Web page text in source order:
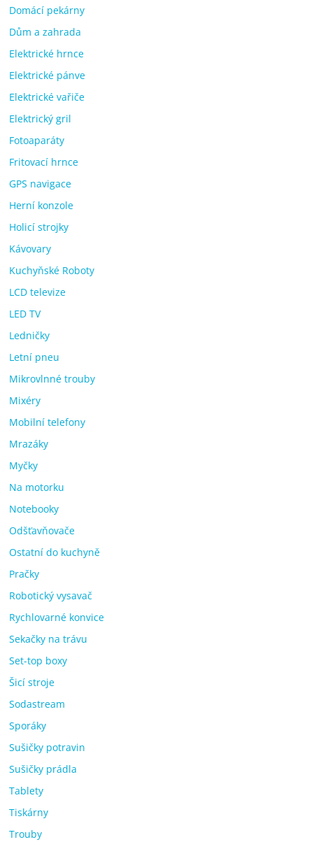
Domácí pekárny
Dům a zahrada
Elektrické hrnce
Elektrické pánve
Elektrické vařiče
Elektrický gril
Fotoaparáty
Fritovací hrnce
GPS navigace
Herní konzole
Holicí strojky
Kávovary
Kuchyňské Roboty
LCD televize
LED TV
Ledničky
Letní pneu
Mikrovlnné trouby
Mixéry
Mobilní telefony
Mrazáky
Myčky
Na motorku
Notebooky
Odšťavňovače
Ostatní do kuchyně
Pračky
Robotický vysavač
Rychlovarné konvice
Sekačky na trávu
Set-top boxy
Šicí stroje
Sodastream
Sporáky
Sušičky potravin
Sušičky prádla
Tablety
Tiskárny
Trouby